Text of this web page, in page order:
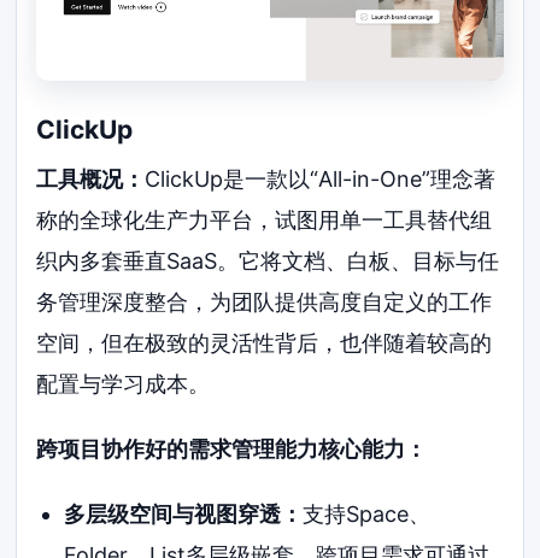
ClickUp
工具概况： ClickUp是一款以“All-in-One”理念著
称的全球化生产力平台，试图用单一工具替代组
织内多套垂直SaaS。它将文档、白板、目标与任
务管理深度整合，为团队提供高度自定义的工作
空间，但在极致的灵活性背后，也伴随着较高的
配置与学习成本。
跨项目协作好的需求管理能力核心能力：
多层级空间与视图穿透： 支持Space、